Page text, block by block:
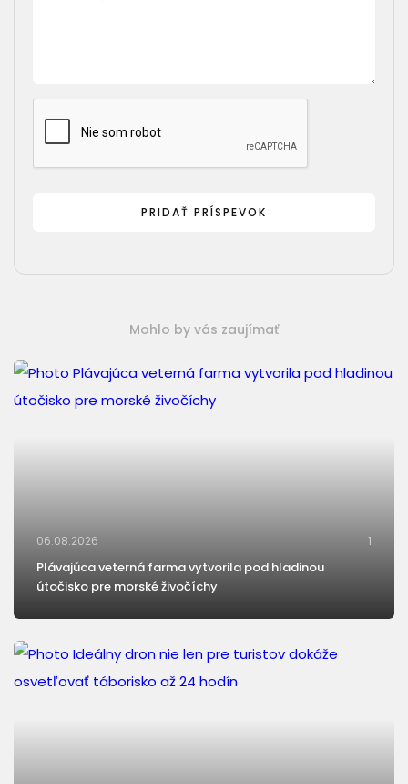
Mohlo by vás zaujímať
06.08.2026 1
Plávajúca veterná farma vytvorila pod hladinou
útočisko pre morské živočíchy